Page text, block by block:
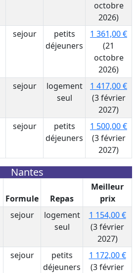
octobre
2026)
sejour
petits
déjeuners
1 361,00 €
(21
octobre
2026)
sejour
logement
seul
1 417,00 €
(3 février
2027)
sejour
petits
déjeuners
1 500,00 €
(3 février
2027)
Nantes
Formule Repas
Meilleur
prix
sejour
logement
seul
1 154,00 €
(3 février
2027)
sejour
petits
déjeuners
1 172,00 €
(3 février